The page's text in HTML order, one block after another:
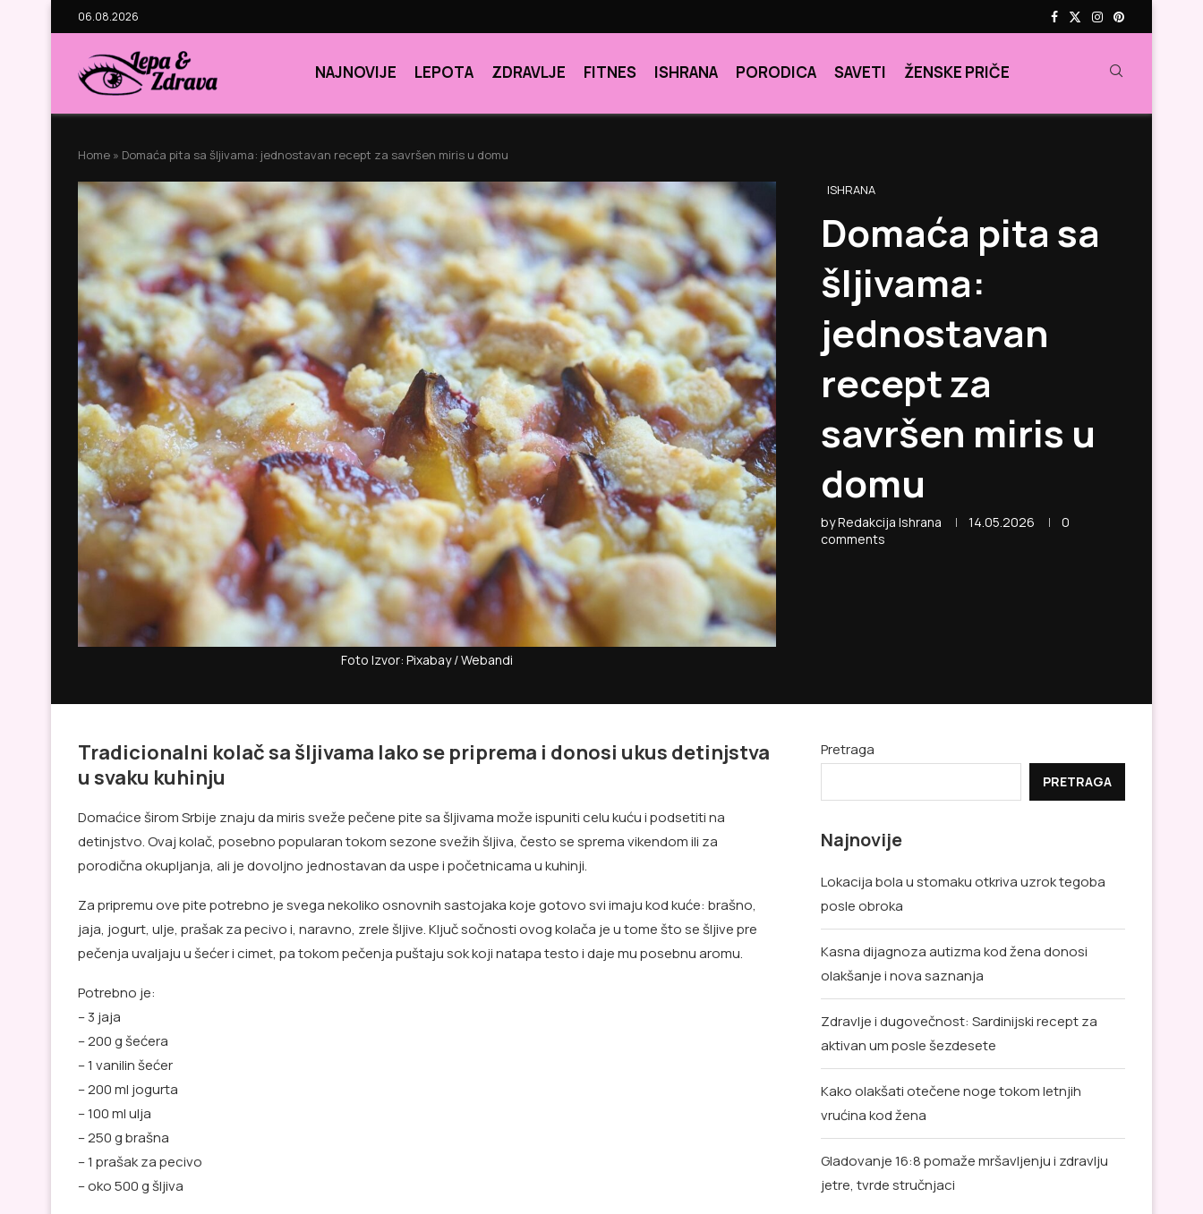
06.08.2026
NAJNOVIJE LEPOTA ZDRAVLJE FITNES ISHRANA PORODICA SAVETI ŽENSKE PRIČE
Home » Domaća pita sa šljivama: jednostavan recept za savršen miris u domu
ISHRANA
Domaća pita sa
šljivama:
jednostavan
recept za
savršen miris u
domu
byRedakcija Ishrana 14.05.2026
0
comments
Foto Izvor: Pixabay / Webandi
Tradicionalni kolač sa šljivama lako se priprema i donosi ukus detinjstva
u svaku kuhinju
Domaćice širom Srbije znaju da miris sveže pečene pite sa šljivama može ispuniti celu kuću i podsetiti na
detinjstvo. Ovaj kolač, posebno popularan tokom sezone svežih šljiva, često se sprema vikendom ili za
porodična okupljanja, ali je dovoljno jednostavan da uspe i početnicama u kuhinji.
Za pripremu ove pite potrebno je svega nekoliko osnovnih sastojaka koje gotovo svi imaju kod kuće: brašno,
jaja, jogurt, ulje, prašak za pecivo i, naravno, zrele šljive. Ključ sočnosti ovog kolača je u tome što se šljive pre
pečenja uvaljaju u šećer i cimet, pa tokom pečenja puštaju sok koji natapa testo i daje mu posebnu aromu.
Potrebno je:
– 3 jaja
– 200 g šećera
– 1 vanilin šećer
– 200 ml jogurta
– 100 ml ulja
– 250 g brašna
– 1 prašak za pecivo
– oko 500 g šljiva
Pretraga
PRETRAGA
Najnovije
Lokacija bola u stomaku otkriva uzrok tegoba
posle obroka
Kasna dijagnoza autizma kod žena donosi
olakšanje i nova saznanja
Zdravlje i dugovečnost: Sardinijski recept za
aktivan um posle šezdesete
Kako olakšati otečene noge tokom letnjih
vrućina kod žena
Gladovanje 16:8 pomaže mršavljenju i zdravlju
jetre, tvrde stručnjaci